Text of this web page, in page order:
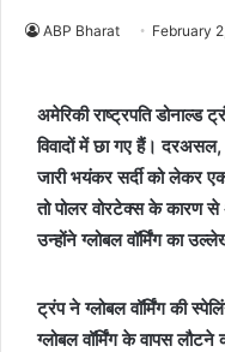
ABP Bharat February
अमेरिकी राष्‍ट्रपति
विवादों में छा गए हैं।
जारी भयंकर सर्दी को लेकर
तो पोलर वोरटेक्‍स के कारण से
उन्‍होंने ग्‍लोबल वॉर्मिंग का
ट्रंप ने ग्‍लोबल वॉर्मिंग की
ग्‍लोबल वॉर्मिंग के वापस